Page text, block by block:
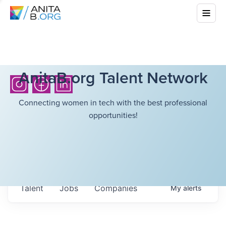
AnitaB.org Talent Network
Connecting women in tech with the best professional
opportunities!
Jobs Companies
Talent Myalerts